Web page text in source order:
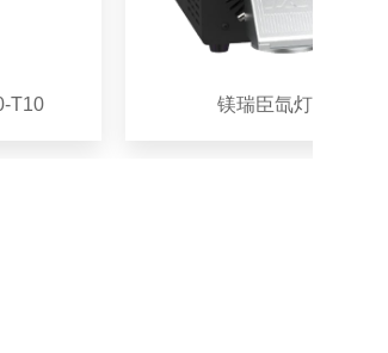
镁瑞臣氙灯光源系统